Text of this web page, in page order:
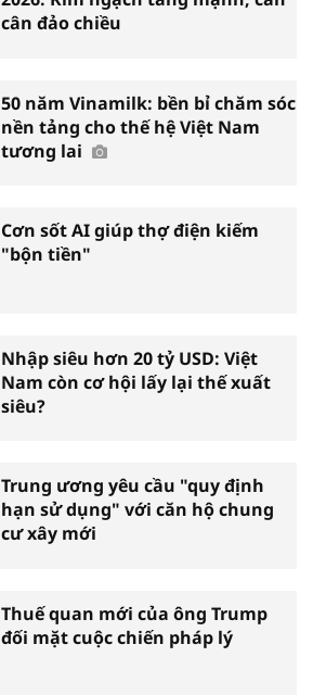
cân đảo chiều
50 năm Vinamilk: bền bỉ chăm sóc
nền tảng cho thế hệ Việt Nam
tương lai
Cơn sốt AI giúp thợ điện kiếm
"bộn tiền"
Nhập siêu hơn 20 tỷ USD: Việt
Nam còn cơ hội lấy lại thế xuất
siêu?
Trung ương yêu cầu "quy định
hạn sử dụng" với căn hộ chung
cư xây mới
Thuế quan mới của ông Trump
đối mặt cuộc chiến pháp lý